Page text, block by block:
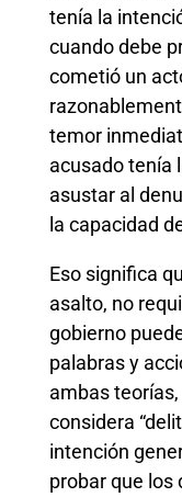
tenía la
cuando debe
cometió un
temor
acusado tenía
asustar al
la capacidad
Eso significa
asalto, no
gobierno
palabras y
ambas
considera
intención
probar que los